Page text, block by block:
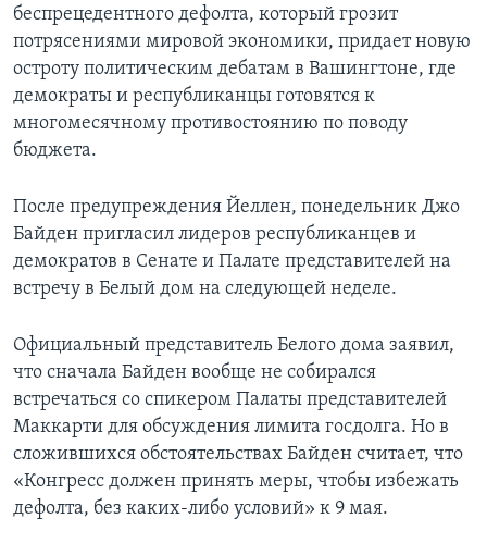
беспрецедентного дефолта, который грозит
потрясениями мировой экономики, придает новую
остроту политическим дебатам в Вашингтоне, где
демократы и республиканцы готовятся к
многомесячному противостоянию по поводу
бюджета.
После предупреждения Йеллен, понедельник Джо
Байден пригласил лидеров республиканцев и
демократов в Сенате и Палате представителей на
встречу в Белый дом на следующей неделе.
Официальный представитель Белого дома заявил,
что сначала Байден вообще не собирался
встречаться со спикером Палаты представителей
Маккарти для обсуждения лимита госдолга. Но в
сложившихся обстоятельствах Байден считает, что
«Конгресс должен принять меры, чтобы избежать
дефолта, без каких-либо условий» к 9 мая.